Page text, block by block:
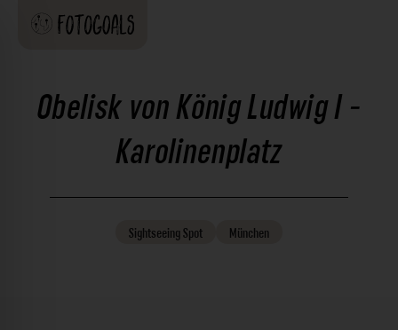
Obelisk von König Ludwig I -
Karolinenplatz
SightseeingSpot München